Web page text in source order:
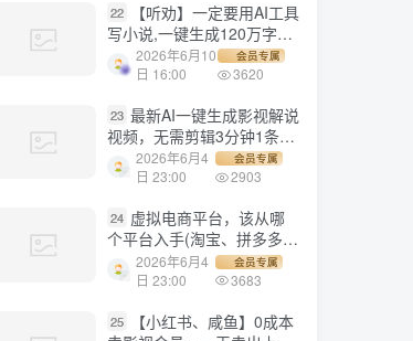
22
【听劝】一定要用AI工具
写小说,一键生成120万字，
躺着也能赚，月入2w+
2026年6月10
日 16:00
会员专属
3620
23 最新AI一键生成影视解说
视频，无需剪辑3分钟1条，
条条爆款，多平台变现日入
1500+
2026年6月4
日 23:00
会员专属
2903
24 虚拟电商平台，该从哪
个平台入手(淘宝、拼多多、
小红书)全攻略日入1000！
2026年6月4
日 23:00
会员专属
3683
25
【小红书、咸鱼】0成本